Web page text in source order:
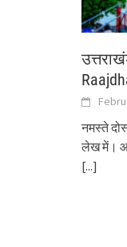
नमस्ते
लेख में।
[...]